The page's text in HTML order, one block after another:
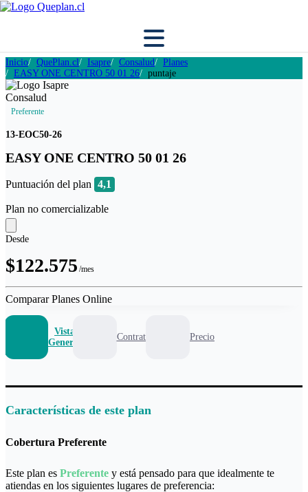
Inicio QuePlan.cl Isapre Consalud
Planes
EASY ONE CENTRO 50 01 26
puntaje
Preferente
13-EOC50-26
EASY ONE CENTRO 50 01 26
Puntuación del plan 4,1
Plan no comercializable
Desde
$122.575 /mes
Comparar Planes Online
Vista
General
Contrato Precio
Características de este plan
Cobertura Preferente
Este plan es Preferente y está pensado para que idealmente te
atiendas en los siguientes lugares de preferencia: